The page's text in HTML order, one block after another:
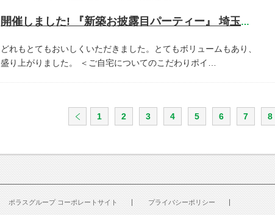
開催しました! 『新築お披露目パーティー』 埼玉県越谷市 I様宅
どれもとてもおいしくいただきました。とてもボリュームもあり、
盛り上がりました。
＜ご自宅についてのこだわりポイ…
1 2 3 4 5 6 7 8
ポラスグループ コーポレートサイト
プライバシーポリシー